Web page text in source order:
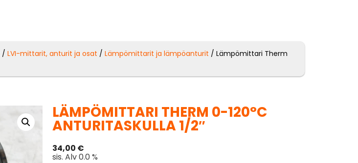
/LVI-mittarit, anturit ja osat /Lämpömittarit ja lämpöanturit / Lämpömittari Therm
LÄMPÖMITTARI THERM 0-120°C
ANTURITASKULLA 1/2″
34,00 €
sis. Alv 0.0 %